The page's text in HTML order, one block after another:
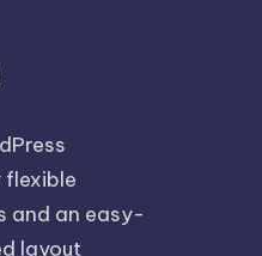
flexible
and an easy-
layout